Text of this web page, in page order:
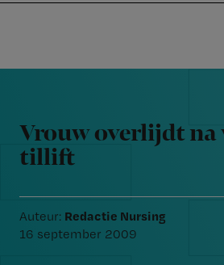
navigation
content
Nursing
Vrouw overlijdt na
tillift
Auteur: Redactie Nursing
16 september 2009